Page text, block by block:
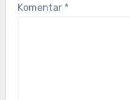
Komentar *